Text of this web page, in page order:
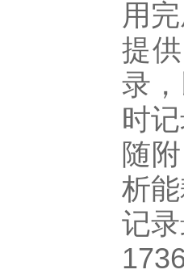
用
提
录
时
随
析
记